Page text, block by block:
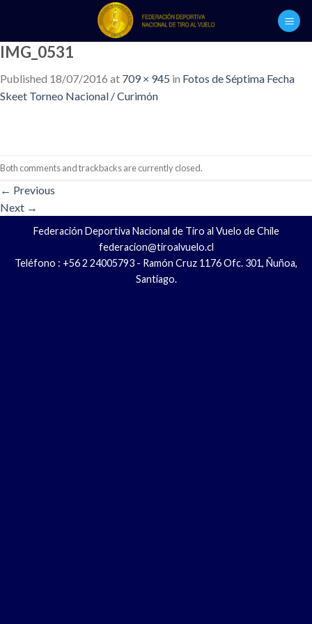
content
IMG_0531
Published 18/07/2016 at 709 × 945 in Fotos de Séptima Fecha
Skeet Torneo Nacional / Curimón
Both comments and trackbacks are currently closed.
← Previous
Next →
Federación Deportiva Nacional de Tiro al Vuelo de Chile
federacion@tiroalvuelo.cl
Teléfono : +56 2 24005793 - Ramón Cruz 1176 Ofc. 301, Ñuñoa,
Santiago.